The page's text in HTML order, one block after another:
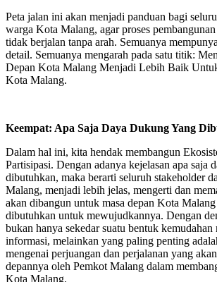
Peta jalan ini akan menjadi panduan bagi
warga Kota Malang, agar proses
tidak berjalan tanpa arah. Semuanya
detail. Semuanya mengarah pada satu titik:
Depan Kota Malang Menjadi Lebih Baik
Kota Malang.
Keempat: Apa Saja Daya Dukung Yang
Dalam hal ini, kita hendak membangun
Partisipasi. Dengan adanya kejelasan apa saja
dibutuhkan, maka berarti seluruh stakeholder
Malang, menjadi lebih jelas, mengerti dan
akan dibangun untuk masa depan Kota
dibutuhkan untuk mewujudkannya. Dengan
bukan hanya sekedar suatu bentuk kemudahan
informasi, melainkan yang paling penting
mengenai perjuangan dan perjalanan yang
depannya oleh Pemkot Malang dalam
Kota Malang.